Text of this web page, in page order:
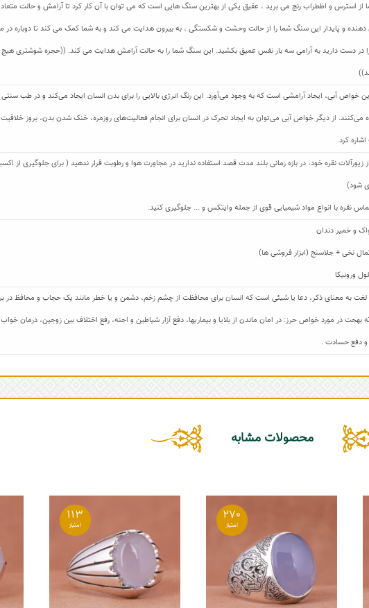
از استرس و اظطراب رنج می برید ، عقیق یکی از بهترین سنگ هایی است که می توان با آن کار کرد تا آرامش و حالت
و پایدار این سنگ شما را از حالت وحشت و شکستگی ، به بیرون هدایت می کند و به شما کمک می کند تا دوباره در
در دست دارید به آرامی سه بار نفس عمیق بکشید. این سنگ شما را به حالت آرامش هدایت می کند. ((حجره شوشتری هیچ
خواص آبی، ایجاد آرامشی است که به وجود می‌آورد. این رنگ انرژی بالایی را برای بدن انسان ایجاد می‌کند و در طب
می‌کنند. از دیگر خواص آبی می‌توان به ایجاد تحرک در انسان برای انجام فعالیت‌های روزمره، خنک شدن بدن، بروز
کرد.
از زیورآلات نقره خود، در بازه زمانی بلند مدت قصد استفاده ندارید در مجاورت هوا و رطوبت قرار ندهید ( برای جلوگیری
شود)
لغت به معنای ذکر، دعا یا شیئی است که انسان برای محافظت از چشم زخم، دشمن و یا خطر مانند یک حجاب و محافظ در
بهجت در مورد خواص حرز: در امان ماندن از بلایا و بیماریها، دفع آزار شیاطین و اجنه، رفع اختلاف بین زوجین، درمان
دفع حسادت .
محصولات مشابه
270
113